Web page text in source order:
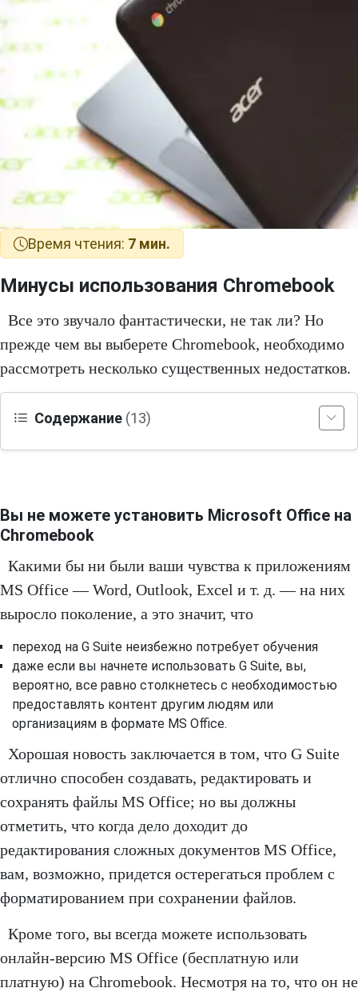
Время чтения: 7 мин.
Минусы использования Chromebook
Все это звучало фантастически, не так ли? Но
прежде чем вы выберете Chromebook, необходимо
рассмотреть несколько существенных недостатков.
Содержание (13)
Вы не можете установить Microsoft Office на
Chromebook
Какими бы ни были ваши чувства к приложениям
MS Office — Word, Outlook, Excel и т. д. — на них
выросло поколение, а это значит, что
переход на G Suite неизбежно потребует обучения
даже если вы начнете использовать G Suite, вы,
вероятно, все равно столкнетесь с необходимостью
предоставлять контент другим людям или
организациям в формате MS Office.
Хорошая новость заключается в том, что G Suite
отлично способен создавать, редактировать и
сохранять файлы MS Office; но вы должны
отметить, что когда дело доходит до
редактирования сложных документов MS Office,
вам, возможно, придется остерегаться проблем с
форматированием при сохранении файлов.
Кроме того, вы всегда можете использовать
онлайн-версию MS Office (бесплатную или
платную) на Chromebook. Несмотря на то, что он не